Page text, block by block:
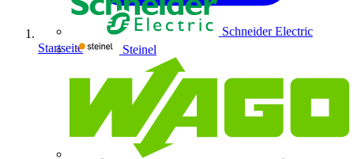
Schneider Electric
Steinel
Startseite